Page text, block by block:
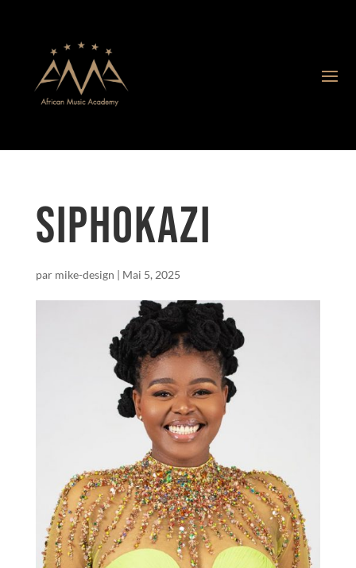
SIPHOKAZI
par mike-design | Mai 5, 2025